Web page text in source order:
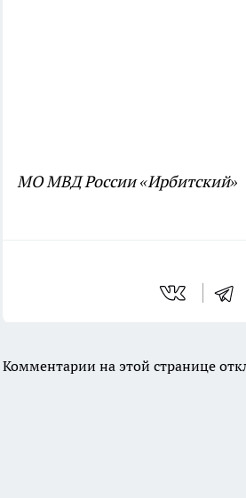
МО МВД России «Ирбитский»
Комментарии на этой странице